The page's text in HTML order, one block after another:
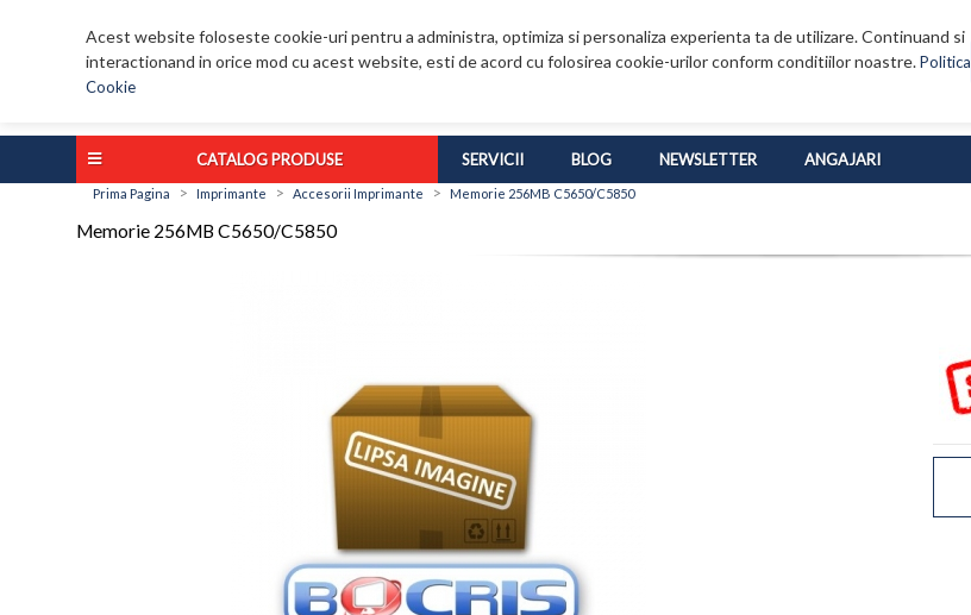
Acest website foloseste cookie-uri pentru a administra, optimiza si personaliza experienta ta de utilizare. Continuand si
interactionand in orice mod cu acest website, esti de acord cu folosirea cookie-urilor conform conditiilor noastre.Politica
Cookie
CATALOG PRODUSE SERVICII BLOG NEWSLETTER ANGAJARI
Prima Pagina > Imprimante > Accesorii Imprimante > Memorie 256MB C5650/C5850
Memorie 256MB C5650/C5850